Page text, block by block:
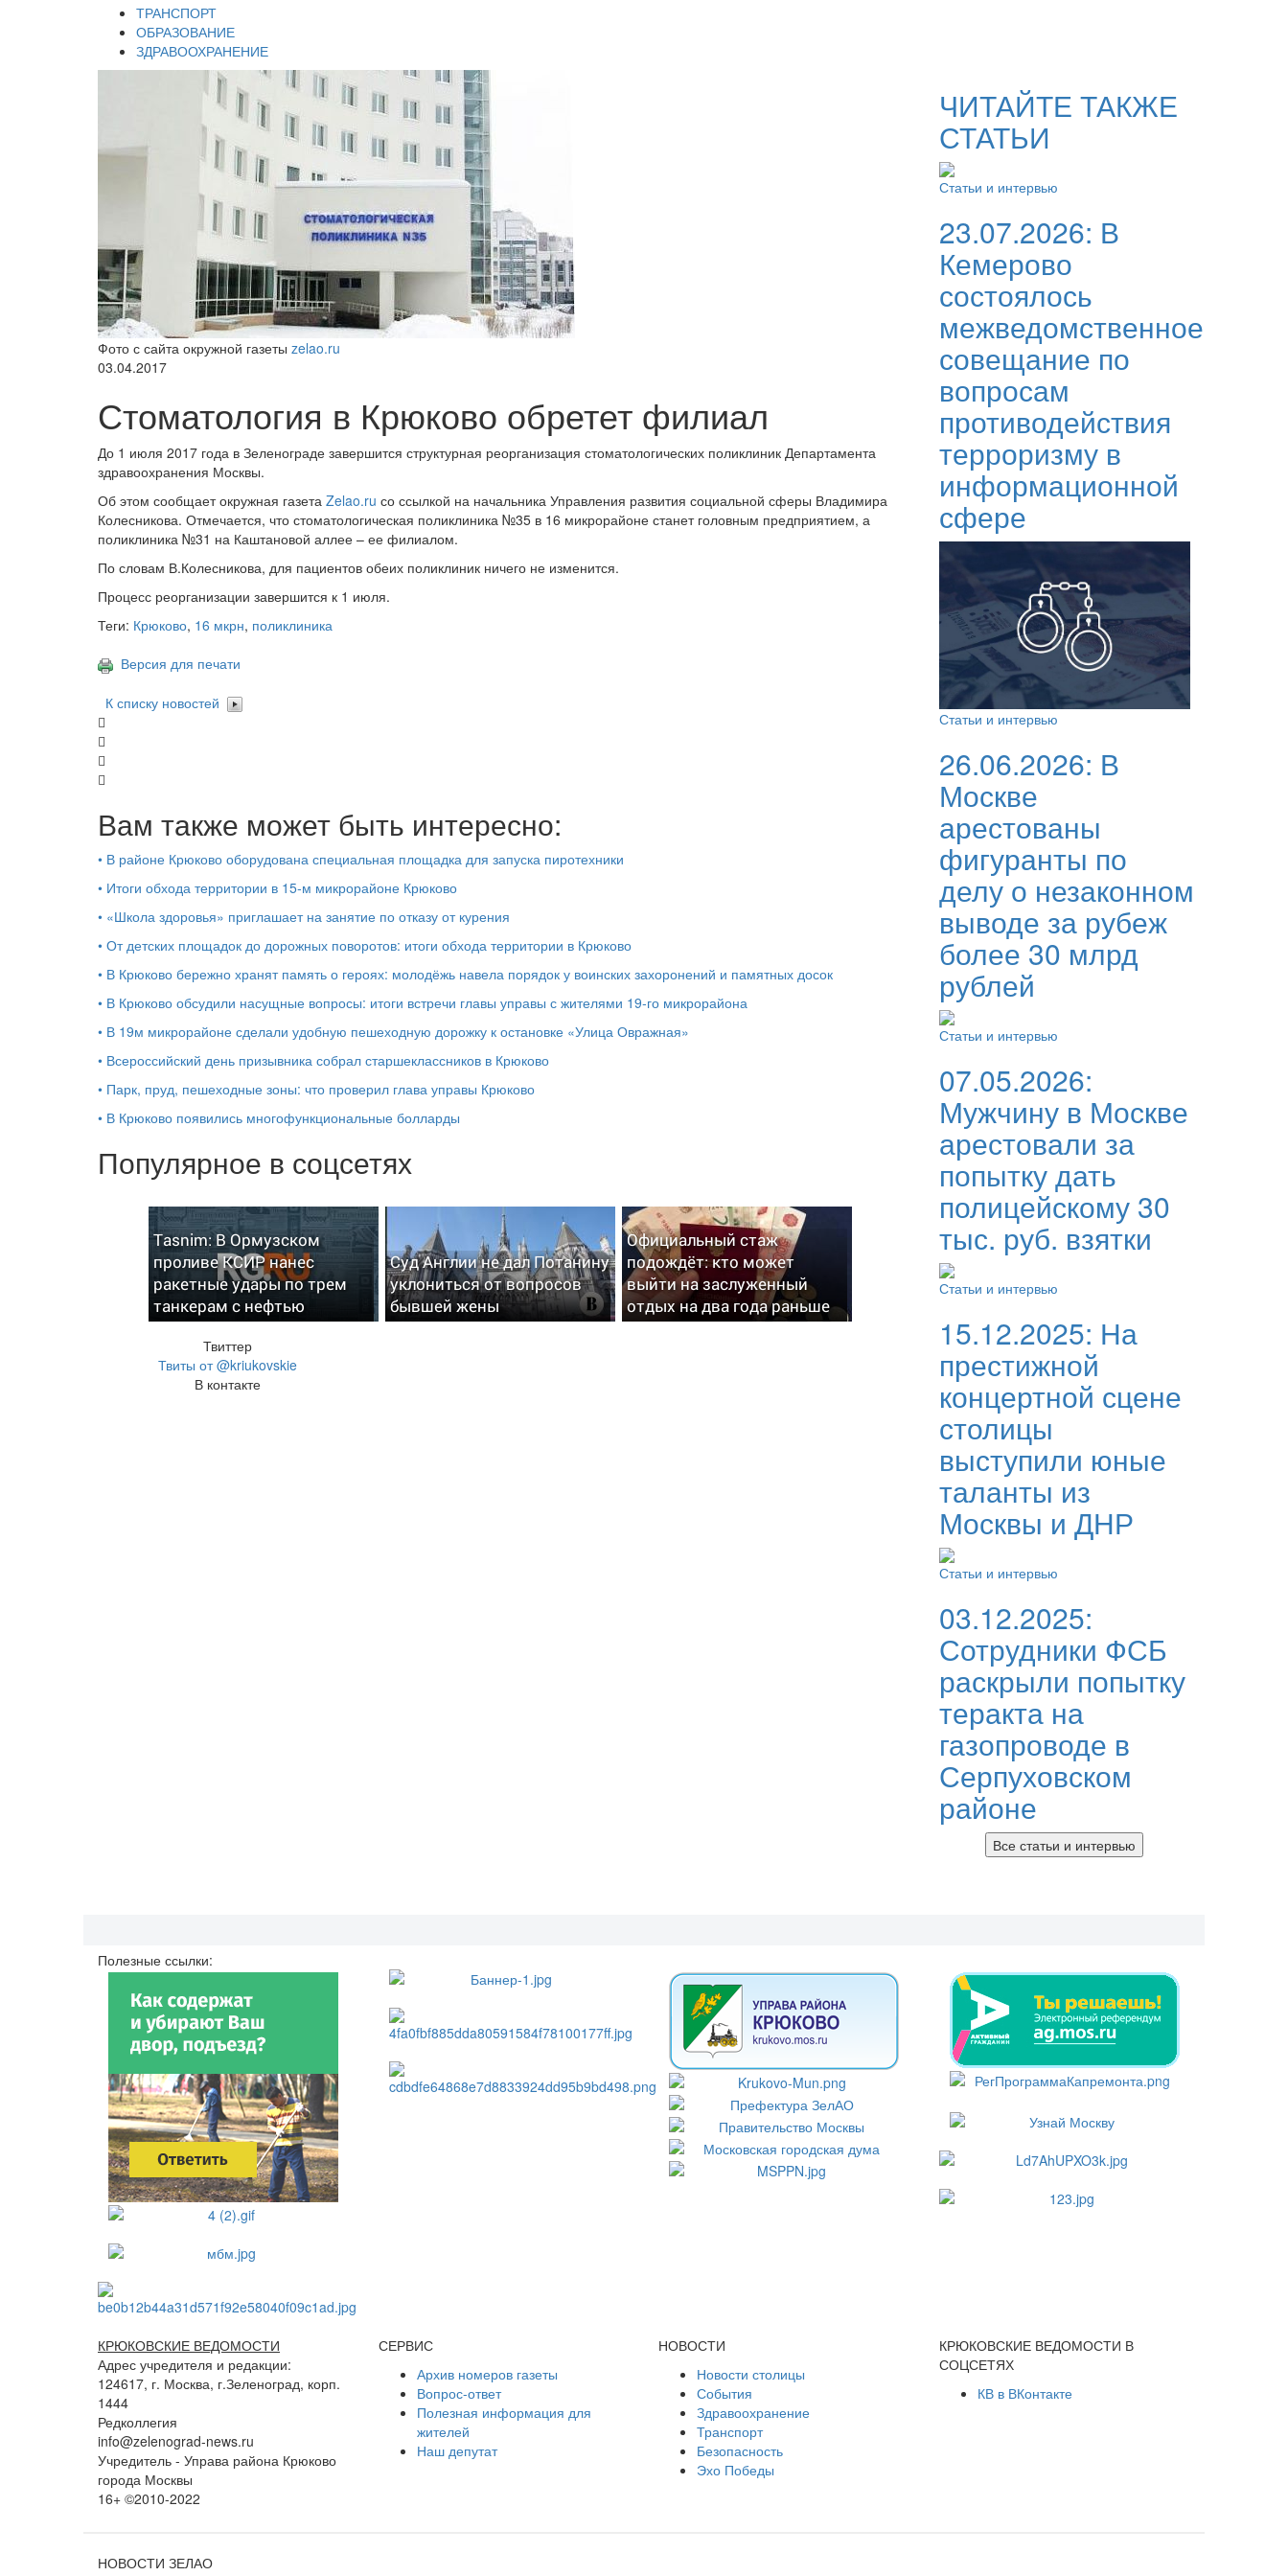
ТРАНСПОРТ
ОБРАЗОВАНИЕ
ЗДРАВООХРАНЕНИЕ
Фото с сайта окружной газеты zelao.ru
03.04.2017
Стоматология в Крюково обретет филиал
До 1 июля 2017 года в Зеленограде завершится структурная реорганизация стоматологических поликлиник Департамента
здравоохранения Москвы.
Об этом сообщает окружная газета Zelao.ru со ссылкой на начальника Управления развития социальной сферы Владимира
Колесникова. Отмечается, что стоматологическая поликлиника №35 в 16 микрорайоне станет головным предприятием, а
поликлиника №31 на Каштановой аллее – ее филиалом.
По словам В.Колесникова, для пациентов обеих поликлиник ничего не изменится.
Процесс реорганизации завершится к 1 июля.
Теги: Крюково, 16 мкрн, поликлиника
Версия для печати
К списку новостей
Вам также может быть интересно:
• В районе Крюково оборудована специальная площадка для запуска пиротехники
• Итоги обхода территории в 15‑м микрорайоне Крюково
• «Школа здоровья» приглашает на занятие по отказу от курения
• От детских площадок до дорожных поворотов: итоги обхода территории в Крюково
• В Крюково бережно хранят память о героях: молодёжь навела порядок у воинских захоронений и памятных досок
• В Крюково обсудили насущные вопросы: итоги встречи главы управы с жителями 19‑го микрорайона
• В 19м микрорайоне сделали удобную пешеходную дорожку к остановке «Улица Овражная»
• Всероссийский день призывника собрал старшеклассников в Крюково
• Парк, пруд, пешеходные зоны: что проверил глава управы Крюково
• В Крюково появились многофункциональные болларды
Популярное в соцсетях
Tasnim: В Ормузском
проливе КСИР нанес
ракетные удары по трем
танкерам с нефтью
Суд Англии не дал Потанину
уклониться от вопросов
бывшей жены
Официальный стаж
подождёт: кто может
выйти на заслуженный
отдых на два года раньше
Твиттер
Твиты от @kriukovskie
В контакте
ЧИТАЙТЕ ТАКЖЕ
СТАТЬИ
Статьи и интервью
23.07.2026: В
Кемерово
состоялось
межведомственное
совещание по
вопросам
противодействия
терроризму в
информационной
сфере
Статьи и интервью
26.06.2026: В
Москве
арестованы
фигуранты по
делу о незаконном
выводе за рубеж
более 30 млрд
рублей
Статьи и интервью
07.05.2026:
Мужчину в Москве
арестовали за
попытку дать
полицейскому 30
тыс. руб. взятки
Статьи и интервью
15.12.2025: На
престижной
концертной сцене
столицы
выступили юные
таланты из
Москвы и ДНР
Статьи и интервью
03.12.2025:
Сотрудники ФСБ
раскрыли попытку
теракта на
газопроводе в
Серпуховском
районе
Все статьи и интервью
Полезные ссылки:
КРЮКОВСКИЕ ВЕДОМОСТИ
Адрес учредителя и редакции:
124617, г. Москва, г.Зеленоград, корп.
1444
Редколлегия
info@zelenograd-news.ru
Учредитель - Управа района Крюково
города Москвы
16+ ©2010-2022
СЕРВИС
Архив номеров газеты
Вопрос-ответ
Полезная информация для
жителей
Наш депутат
НОВОСТИ
Новости столицы
События
Здравоохранение
Транспорт
Безопасность
Эхо Победы
КРЮКОВСКИЕ ВЕДОМОСТИ В
СОЦСЕТЯХ
КВ в ВКонтакте
НОВОСТИ ЗЕЛАО